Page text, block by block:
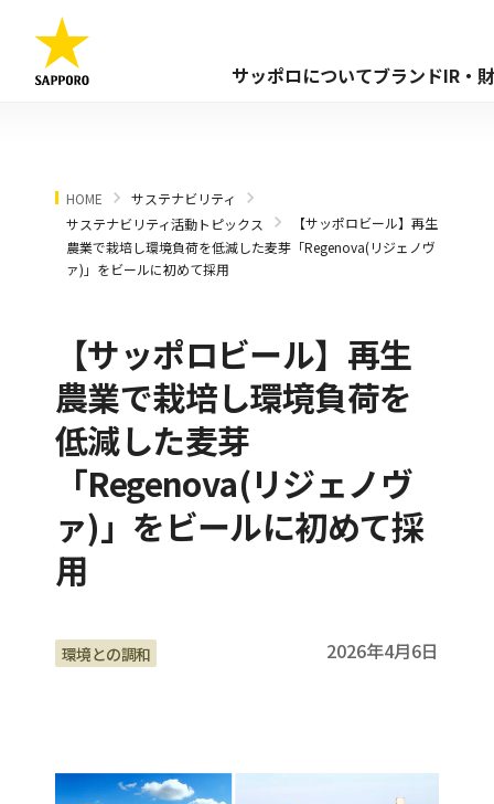
サッポロについてブランドIR・
HOME
サステナビリティ
サステナビリティ活動トピックス
【サッポロビール】再生
農業で栽培し環境負荷を低減した麦芽「Regenova(リジェノヴ
ァ)」をビールに初めて採用
【サッポロビール】再生
農業で栽培し環境負荷を
低減した麦芽
「Regenova(リジェノヴ
ァ)」をビールに初めて採
用
環境との調和 2026年4月6日